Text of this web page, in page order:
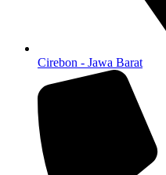
Cirebon - Jawa Barat